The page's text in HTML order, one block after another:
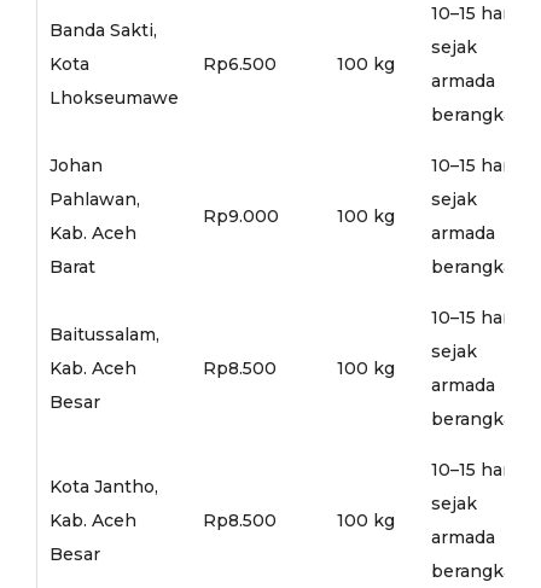
Banda Sakti,
Kota
Lhokseumawe
Rp6.500 100 kg
10–15 hari
sejak
armada
berangkat
Johan
Pahlawan,
Kab. Aceh
Barat
Rp9.000 100 kg
10–15 hari
sejak
armada
berangkat
Baitussalam,
Kab. Aceh
Besar
Rp8.500 100 kg
10–15 hari
sejak
armada
berangkat
Kota Jantho,
Kab. Aceh
Besar
Rp8.500 100 kg
10–15 hari
sejak
armada
berangkat